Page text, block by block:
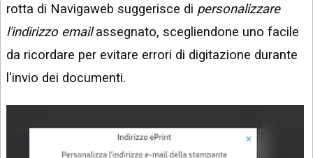
rotta di Navigaweb suggerisce di personalizzare
l'indirizzo emailassegnato, scegliendone uno facile
da ricordare per evitare errori di digitazione durante
l'invio dei documenti.